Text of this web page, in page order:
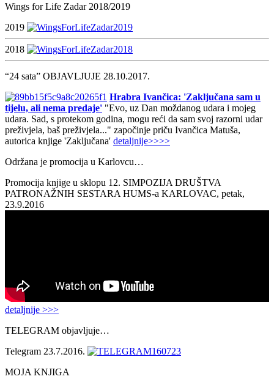
Wings for Life Zadar 2018/2019
2019
2018
“24 sata” OBJAVLJUJE 28.10.2017.
Hrabra Ivančica: 'Zaključana sam u
tijelu, ali nema predaje' "Evo, uz Dan moždanog udara i mojeg
udara. Sad, s protekom godina, mogu reći da sam svoj razorni udar
preživjela, baš preživjela..." započinje priču Ivančica Matuša,
autorica knjige 'Zaključana' detaljnije>>>>
Održana je promocija u Karlovcu…
Promocija knjige u sklopu 12. SIMPOZIJA DRUŠTVA
PATRONAŽNIH SESTARA HUMS-a KARLOVAC, petak,
23.9.2016
detaljnije >>>
TELEGRAM objavljuje…
Telegram 23.7.2016.
MOJA KNJIGA